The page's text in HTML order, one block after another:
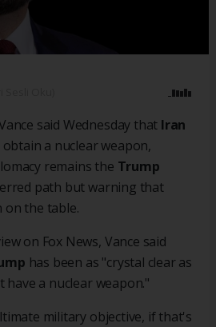
said Wednesday that Iran
a nuclear weapon,
remains the Trump
path but warning that
the table.
on Fox News, Vance said
has been as "crystal clear as
have a nuclear weapon."
military objective, if that's